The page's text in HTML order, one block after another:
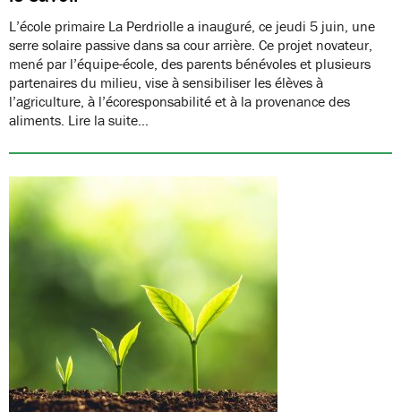
L’école primaire La Perdriolle a inauguré, ce jeudi 5 juin, une
serre solaire passive dans sa cour arrière. Ce projet novateur,
mené par l’équipe-école, des parents bénévoles et plusieurs
partenaires du milieu, vise à sensibiliser les élèves à
l’agriculture, à l’écoresponsabilité et à la provenance des
aliments. Lire la suite…